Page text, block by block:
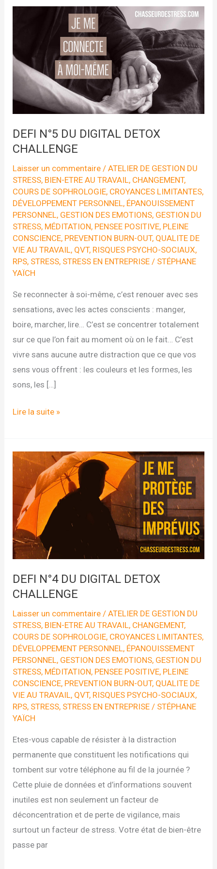
DEFI N°5 DU DIGITAL DETOX
CHALLENGE
Laisser un commentaire /ATELIER DE GESTION DU
STRESS, BIEN-ETRE AU TRAVAIL, CHANGEMENT,
COURS DE SOPHROLOGIE, CROYANCES LIMITANTES,
DÉVELOPPEMENT PERSONNEL, ÉPANOUISSEMENT
PERSONNEL, GESTION DES EMOTIONS, GESTION DU
STRESS, MÉDITATION, PENSEE POSITIVE, PLEINE
CONSCIENCE, PREVENTION BURN-OUT, QUALITE DE
VIE AU TRAVAIL, QVT, RISQUES PSYCHO-SOCIAUX,
RPS, STRESS, STRESS EN ENTREPRISE / STÉPHANE
YAÏCH
Se reconnecter à soi-même, c’est renouer avec ses
sensations, avec les actes conscients : manger,
boire, marcher, lire… C’est se concentrer totalement
sur ce que l’on fait au moment où on le fait… C’est
vivre sans aucune autre distraction que ce que vos
sens vous offrent : les couleurs et les formes, les
sons, les […]
DEFI
DIGITAL
DETOX
CHALLENGE
Lire la suite »
DEFI N°4 DU DIGITAL DETOX
CHALLENGE
Laisser un commentaire /ATELIER DE GESTION DU
STRESS, BIEN-ETRE AU TRAVAIL, CHANGEMENT,
COURS DE SOPHROLOGIE, CROYANCES LIMITANTES,
DÉVELOPPEMENT PERSONNEL, ÉPANOUISSEMENT
PERSONNEL, GESTION DES EMOTIONS, GESTION DU
STRESS, MÉDITATION, PENSEE POSITIVE, PLEINE
CONSCIENCE, PREVENTION BURN-OUT, QUALITE DE
VIE AU TRAVAIL, QVT, RISQUES PSYCHO-SOCIAUX,
RPS, STRESS, STRESS EN ENTREPRISE / STÉPHANE
YAÏCH
Etes-vous capable de résister à la distraction
permanente que constituent les notifications qui
tombent sur votre téléphone au fil de la journée ?
Cette pluie de données et d’informations souvent
inutiles est non seulement un facteur de
déconcentration et de perte de vigilance, mais
surtout un facteur de stress. Votre état de bien-être
passe par